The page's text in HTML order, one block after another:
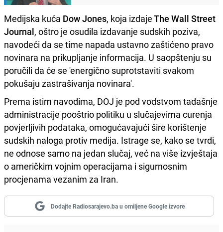
Medijska kuća Dow Jones, koja izdajeThe Wall Street
Journal, oštro je osudila izdavanje sudskih poziva,
navodeći da se time napada ustavno zaštićeno pravo
novinara na prikupljanje informacija. U saopštenju su
poručili da će se 'energično suprotstaviti svakom
pokušaju zastrašivanja novinara'.
Prema istim navodima, DOJ je pod vodstvom tadašnje
administracije pooštrio politiku u slučajevima curenja
povjerljivih podataka, omogućavajući šire korištenje
sudskih naloga protiv medija. Istrage se, kako se tvrdi,
ne odnose samo na jedan slučaj, već na više izvještaja
o američkim vojnim operacijama i sigurnosnim
procjenama vezanim za Iran.
Dodajte Radiosarajevo.ba u omiljene Google izvore